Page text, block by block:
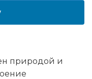
природой и